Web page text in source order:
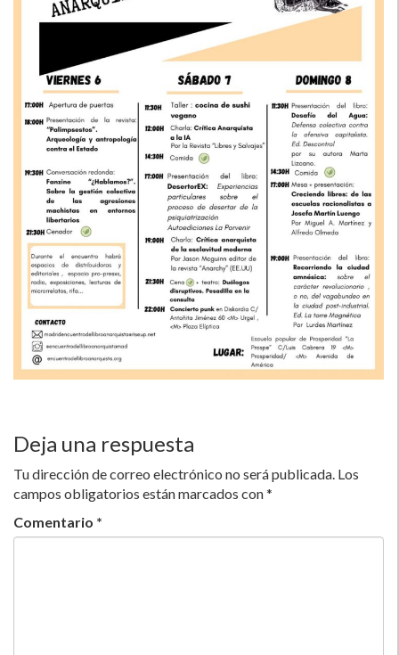
Deja una respuesta
Tu dirección de correo electrónico no será publicada. Los
campos obligatorios están marcados con*
Comentario *